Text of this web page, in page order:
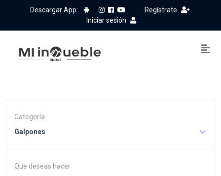
Descargar App:
Regístrate
Iniciar sesión
Categoría
Galpones
Que deseas hacer